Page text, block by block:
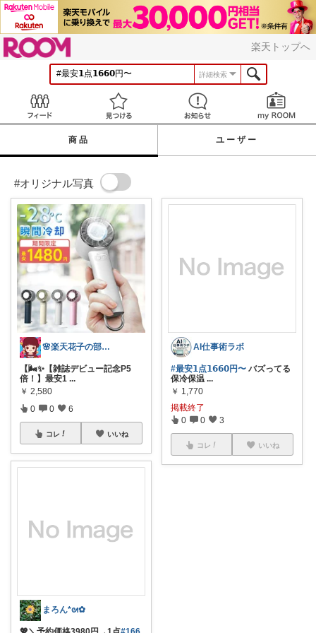
楽天トップへ
詳細検索
見つける お知らせ
商品 ユーザー
#オリジナル写真
🌸楽天花子の部屋🌸
【🌬️✨【雑誌デビュー記念P5
倍！】最安1 ...
￥ 2,580
0 0 6
コレ いいね
まろん*⁠ᘛ⁠✿⁠
AI仕事術ラボ
#最安𝟭点𝟭𝟲𝟲𝟬円〜 バズってる
保冷保温 ...
￥ 1,770
掲載終了
0 0 3
コレ いいね